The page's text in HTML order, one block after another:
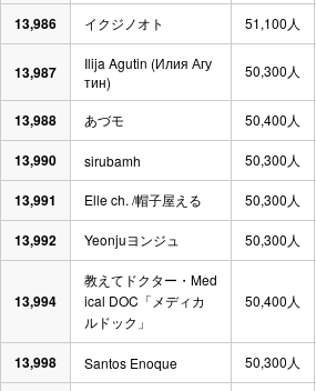
13,986 イクジノオト 51,100人
13,987
Ilija Agutin (Илия Агу
тин)
50,300人
13,988 あづモ 50,400人
13,990 sirubamh 50,300人
13,991 Elle ch. /帽子屋える 50,300人
13,992 Yeonjuヨンジュ 50,300人
13,994
教えてドクター・Med
ical DOC「メディカ
ルドック」
50,400人
13,998 Santos Enoque 50,300人